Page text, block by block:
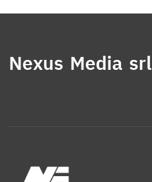
Nexus Media srl